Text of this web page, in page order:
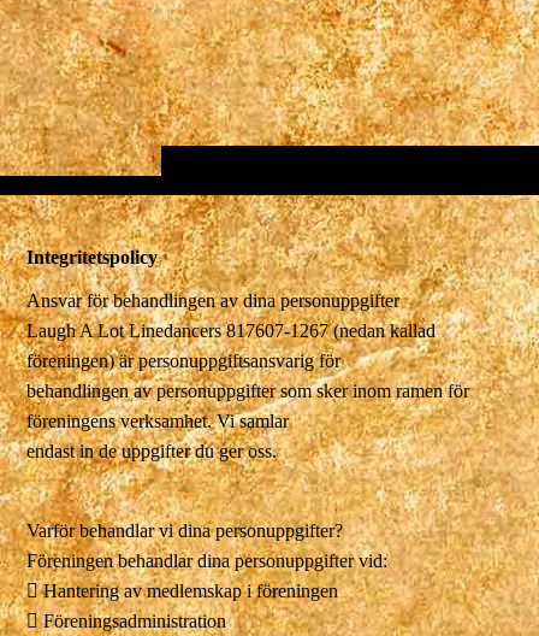
Integritetspolicy
Ansvar för behandlingen av dina personuppgifter
Laugh A Lot Linedancers 817607-1267 (nedan kallad
föreningen) är personuppgiftsansvarig för
behandlingen av personuppgifter som sker inom ramen för
föreningens verksamhet. Vi samlar
endast in de uppgifter du ger oss.
Varför behandlar vi dina personuppgifter?
Föreningen behandlar dina personuppgifter vid:
 Hantering av medlemskap i föreningen
 Föreningsadministration